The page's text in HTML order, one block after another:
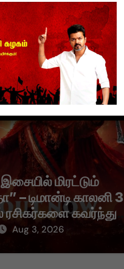
மிரட்டும்
– டிமான்டி காலனி 3
ரசிகர்களை கவர்ந்து
Aug 3, 2026